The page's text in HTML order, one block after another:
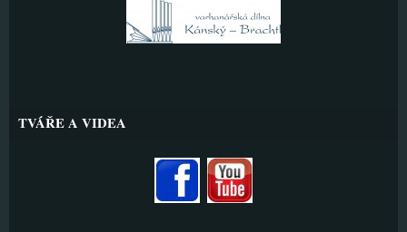
TVÁŘE A VIDEA